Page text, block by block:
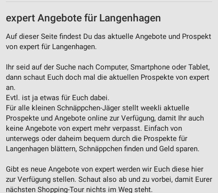
expert Angebote für Langenhagen
Auf dieser Seite findest Du das aktuelle Angebote und Prospekt
von expert für Langenhagen.
Ihr seid auf der Suche nach Computer, Smartphone oder Tablet,
dann schaut Euch doch mal die aktuellen Prospekte von expert
an.
Evtl. ist ja etwas für Euch dabei.
Für alle kleinen Schnäppchen-Jäger stellt weekli aktuelle
Prospekte und Angebote online zur Verfügung, damit Ihr auch
keine Angebote von expert mehr verpasst. Einfach von
unterwegs oder daheim bequem durch die Prospekte für
Langenhagen blättern, Schnäppchen finden und Geld sparen.
Gibt es neue Angebote von expert werden wir Euch diese hier
zur Verfügung stellen. Schaut also ab und zu vorbei, damit Eurer
nächsten Shopping-Tour nichts im Weg steht.
IAB-Besonderheiten:
Verwendung genauer Standortdaten
Informationen identifizieren
Nicht-IAB-Verarbeitungszwecke:
Notwendig
Performance
Funktional